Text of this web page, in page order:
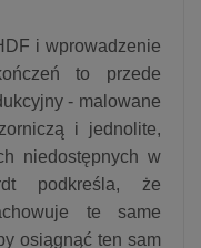
i wprowadzenie
to przede
- malowane
i jednolite,
niedostępnych w
podkreśla, że
te same
osiągnąć ten sam